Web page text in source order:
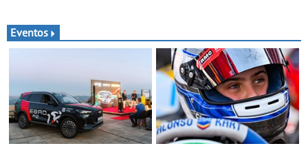
eletrificação e criação de
valor
Eventos